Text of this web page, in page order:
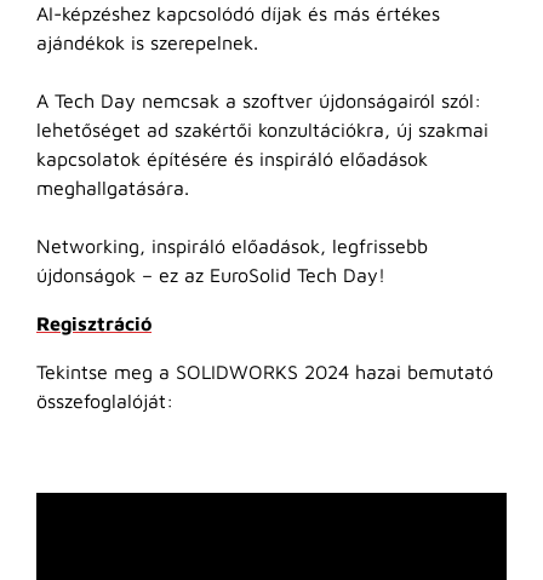
AI-képzéshez kapcsolódó díjak és más értékes
ajándékok is szerepelnek.
A Tech Day nemcsak a szoftver újdonságairól szól:
lehetőséget ad szakértői konzultációkra, új szakmai
kapcsolatok építésére és inspiráló előadások
meghallgatására.
Networking, inspiráló előadások, legfrissebb
újdonságok – ez az EuroSolid Tech Day!
Regisztráció
Tekintse meg a SOLIDWORKS 2024 hazai bemutató
összefoglalóját: